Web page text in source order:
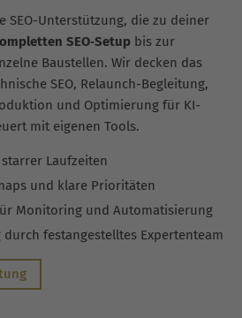
SEO-Unterstützung, die zu deiner
SEO‑Setup bis zur
Baustellen. Wir decken das
SEO, Relaunch-Begleitung,
und Optimierung für KI-
mit eigenen Tools.
Laufzeiten
und klare Prioritäten
Monitoring und Automatisierung
durch festangestelltes Expertenteam